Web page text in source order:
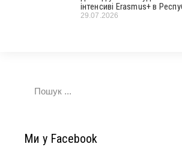
інтенсиві Erasmus+ в
29.07.2026
Ми у Facebook